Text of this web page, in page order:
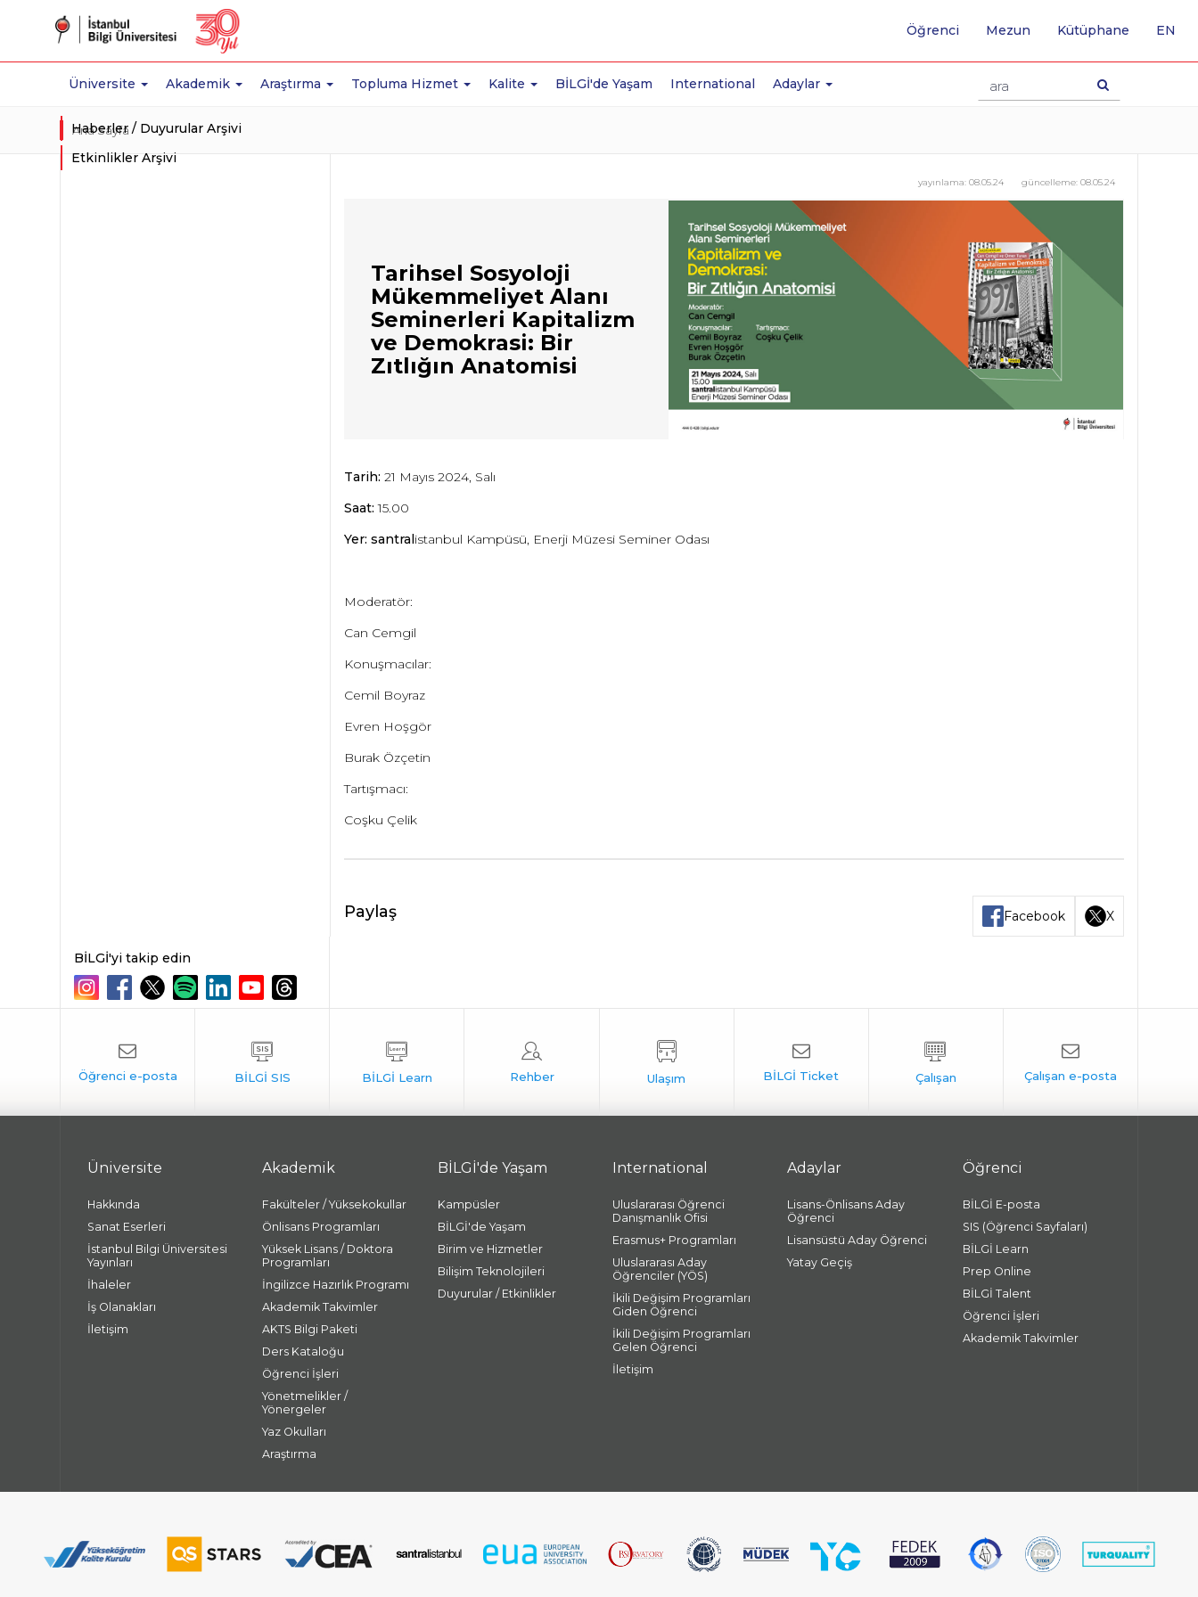
Üniversite Akademik Araştırma Topluma Hizmet Kalite BİLGİ'de Yaşam International Adaylar
Öğrenci Mezun Kütüphane EN
Ana Sayfa
Haberler / Duyurular Arşivi
Etkinlikler Arşivi
güncelleme: 08.05.24
yayınlama: 08.05.24
Tarihsel Sosyoloji
Mükemmeliyet Alanı
Seminerleri Kapitalizm
ve Demokrasi: Bir
Zıtlığın Anatomisi
Tarih: 21 Mayıs 2024, Salı
Saat: 15.00
Yer: santralistanbul Kampüsü, Enerji Müzesi Seminer Odası
Moderatör:
Can Cemgil
Konuşmacılar:
Cemil Boyraz
Evren Hoşgör
Burak Özçetin
Tartışmacı:
Coşku Çelik
Paylaş Facebook X
BİLGİ'yi takip edin
Üniversite
Hakkında
Sanat Eserleri
İstanbul Bilgi Üniversitesi
Yayınları
İhaleler
İş Olanakları
İletişim
Akademik
Fakülteler / Yüksekokullar
Önlisans Programları
Yüksek Lisans / Doktora
Programları
İngilizce Hazırlık Programı
Akademik Takvimler
AKTS Bilgi Paketi
Ders Kataloğu
Öğrenci İşleri
Yönetmelikler /
Yönergeler
Yaz Okulları
Araştırma
BİLGİ'de Yaşam
Kampüsler
BİLGİ'de Yaşam
Birim ve Hizmetler
Bilişim Teknolojileri
Duyurular / Etkinlikler
International
Uluslararası Öğrenci
Danışmanlık Ofisi
Erasmus+ Programları
Uluslararası Aday
Öğrenciler (YÖS)
İkili Değişim Programları
Giden Öğrenci
İkili Değişim Programları
Gelen Öğrenci
İletişim
Adaylar
Lisans-Önlisans Aday
Öğrenci
Lisansüstü Aday Öğrenci
Yatay Geçiş
Öğrenci
BİLGİ E-posta
SIS (Öğrenci Sayfaları)
BİLGİ Learn
Prep Online
BİLGİ Talent
Öğrenci İşleri
Akademik Takvimler